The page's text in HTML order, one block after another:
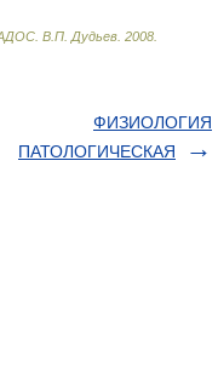
В.П. Дудьев 2008
ФИЗИОЛОГИЯ
ПАТОЛОГИЧЕСКАЯ